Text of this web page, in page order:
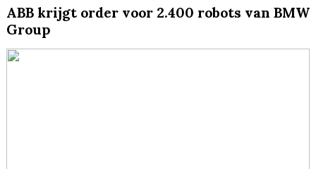
ABB krijgt order voor 2.400 robots van BMW
Group